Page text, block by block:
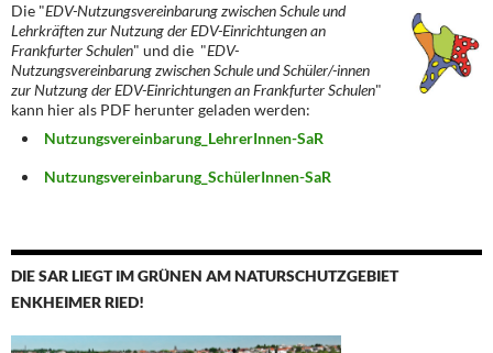
Die "EDV-Nutzungsvereinbarung zwischen Schule und
Lehrkräften zur Nutzung der EDV-Einrichtungen an
Frankfurter Schulen" und die "EDV-
Nutzungsvereinbarung zwischen Schule und Schüler/-innen
zur Nutzung der EDV-Einrichtungen an Frankfurter Schulen"
kann hier als PDF herunter geladen werden:
Nutzungsvereinbarung_LehrerInnen-SaR
Nutzungsvereinbarung_SchülerInnen-SaR
DIE SAR LIEGT IM GRÜNEN AM NATURSCHUTZGEBIET
ENKHEIMER RIED!